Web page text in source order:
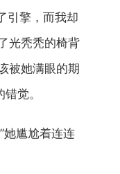
引擎，而我却
光秃秃的椅背
被她满眼的期
觉。
她尴尬着连连